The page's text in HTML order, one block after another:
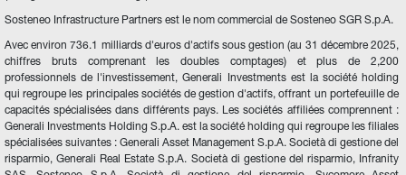
Sosteneo Infrastructure Partners est le nom commercial de Sosteneo SGR S.p.A.
Avec environ 736.1 milliards d'euros d'actifs sous gestion (au 31 décembre 2025,
chiffres bruts comprenant les doubles comptages) et plus de 2,200
professionnels de l'investissement, Generali Investments est la société holding
qui regroupe les principales sociétés de gestion d'actifs, offrant un portefeuille de
capacités spécialisées dans différents pays. Les sociétés affiliées comprennent :
Generali Investments Holding S.p.A. est la société holding qui regroupe les filiales
spécialisées suivantes : Generali Asset Management S.p.A. Società di gestione del
risparmio, Generali Real Estate S.p.A. Società di gestione del risparmio, Infranity